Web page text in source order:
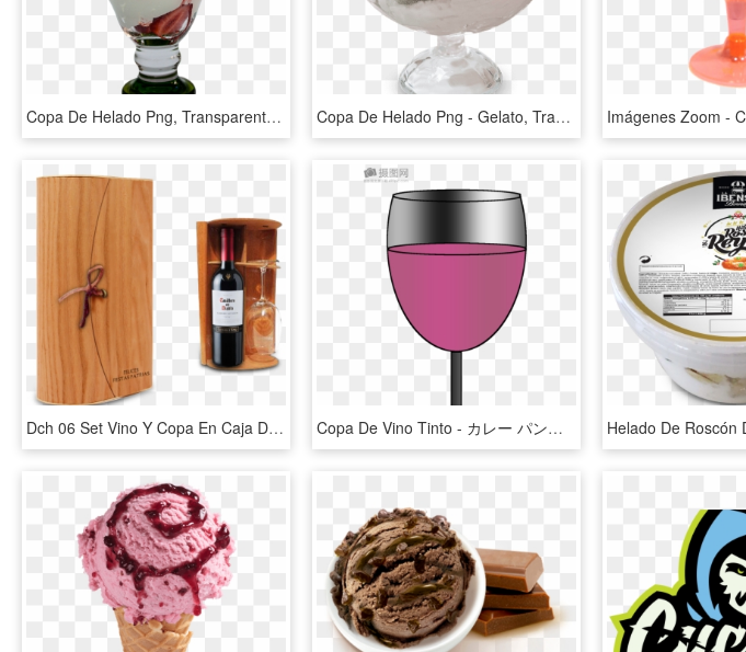
Copa De Helado Png, Transparent Png Copa De Helado Png - Gelato, Transparent Png
Dch 06 Set Vino Y Copa En Caja De Madera Flexible - Wine Bottle, HD Png Download Copa De Vino Tinto - カレー パンマン イラスト, HD Png Download